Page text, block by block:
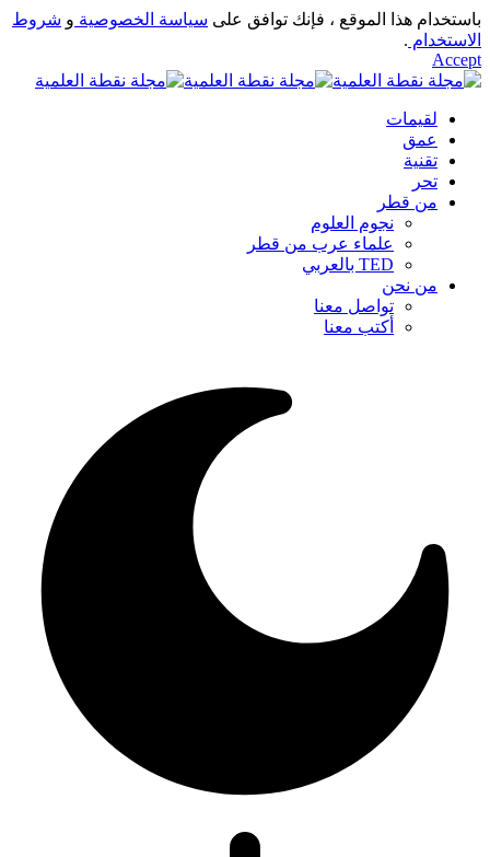
باستخدام هذا الموقع ، فإنك توافق على سياسة الخصوصية و شروط
الاستخدام .
Accept
لقيمات
عمق
تقنية
تحر
من قطر
نجوم العلوم
علماء عرب من قطر
TED بالعربي
من نحن
تواصل معنا
أكتب معنا